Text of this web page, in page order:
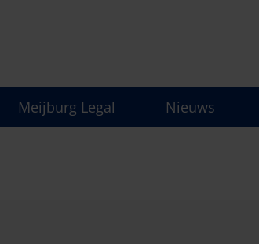
Meijburg Legal Nieuws